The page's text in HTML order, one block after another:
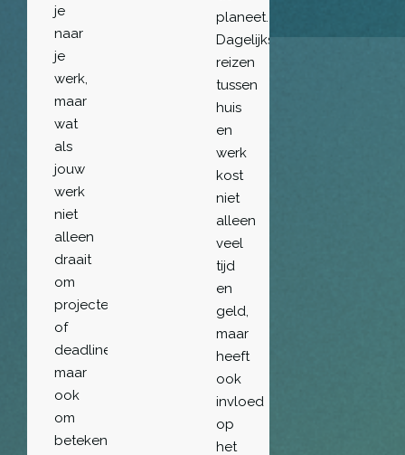
je
naar
je
werk,
maar
wat
als
jouw
werk
niet
alleen
draait
om
projecten
of
deadlines,
maar
ook
om
betekenis?
planeet.
Dagelijks
reizen
tussen
huis
en
werk
kost
niet
alleen
veel
tijd
en
geld,
maar
heeft
ook
invloed
op
het